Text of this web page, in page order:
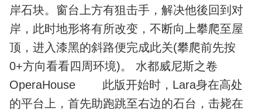
岸石块。窗台上方有狙击手，解决他後回到对
岸，此时地形将有所改变，不断向上攀爬至屋
顶，进入漆黑的斜路便完成此关(攀爬前先按
0+方向看看四周环境)。 水都威尼斯之卷
OperaHouse 此版开始时，Lara身在高处
的平台上，首先助跑跳至右边的石台，击毙在